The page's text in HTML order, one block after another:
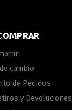
cambio
de Pedidos
y Devoluciones